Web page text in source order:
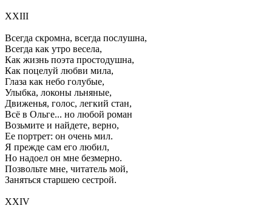
XXIII
Всегда скромна, всегда послушна,
Всегда как утро весела,
Как жизнь поэта простодушна,
Как поцелуй любви мила,
Глаза как небо голубые,
Улыбка, локоны льняные,
Движенья, голос, легкий стан,
Всё в Ольге... но любой роман
Возьмите и найдете, верно,
Ее портрет: он очень мил.
Я прежде сам его любил,
Но надоел он мне безмерно.
Позвольте мне, читатель мой,
Заняться старшею сестрой.
XXIV